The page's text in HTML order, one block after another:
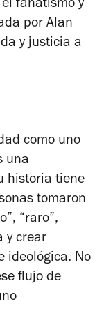
fanatismo y
por Alan
y justicia a
como uno
una
historia tiene
tomaron
“raro”,
y crear
ideológica. No
flujo de